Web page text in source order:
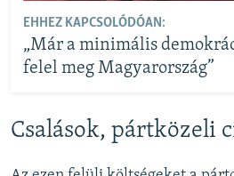
EHHEZ KAPCSOLÓDÓAN:
„Már a minimális
felel meg Magyarország”
Csalások, pártközeli